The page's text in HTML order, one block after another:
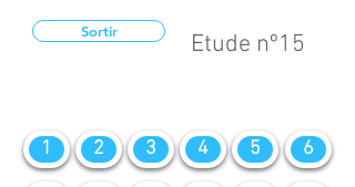
Sortir Etude nº15
1 2 3 4 5 6